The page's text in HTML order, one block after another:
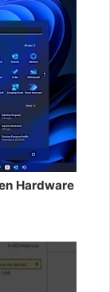
Hardware